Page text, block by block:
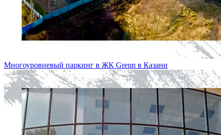
Многоуровневый паркинг в ЖК Grenn в Казани